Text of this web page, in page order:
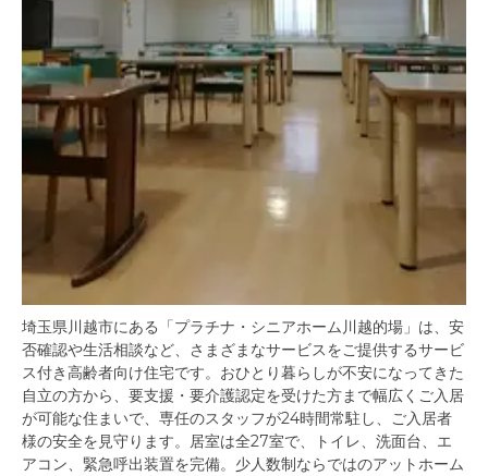
埼玉県川越市にある「プラチナ・シニアホーム川越的場」は、安
否確認や生活相談など、さまざまなサービスをご提供するサービ
ス付き高齢者向け住宅です。おひとり暮らしが不安になってきた
自立の方から、要支援・要介護認定を受けた方まで幅広くご入居
が可能な住まいで、専任のスタッフが24時間常駐し、ご入居者
様の安全を見守ります。居室は全27室で、トイレ、洗面台、エ
アコン、緊急呼出装置を完備。少人数制ならではのアットホーム